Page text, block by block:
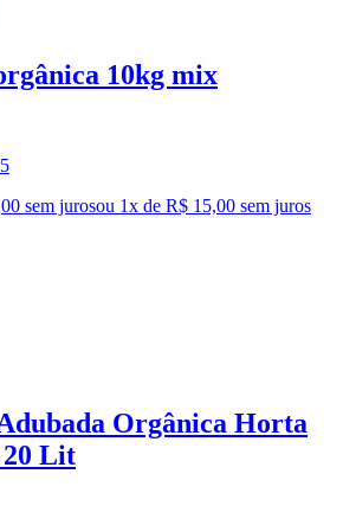
10kg mix
sem jurosou 1x de R$ 15,00 sem juros
Orgânica Horta
20 Lit